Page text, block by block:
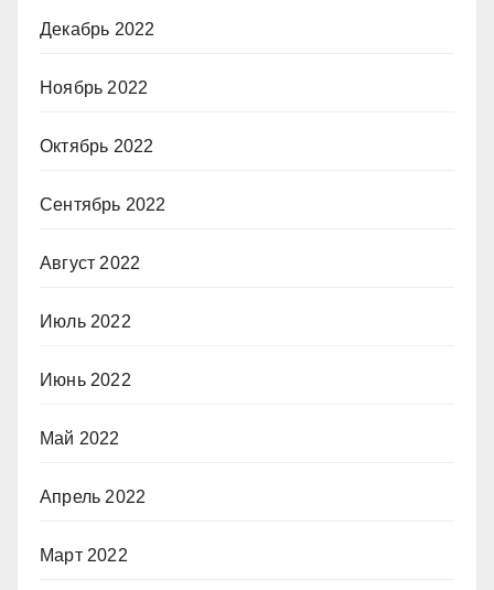
Декабрь 2022
Ноябрь 2022
Октябрь 2022
Сентябрь 2022
Август 2022
Июль 2022
Июнь 2022
Май 2022
Апрель 2022
Март 2022